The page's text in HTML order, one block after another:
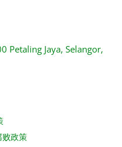
Petaling Jaya, Selangor,
败政策